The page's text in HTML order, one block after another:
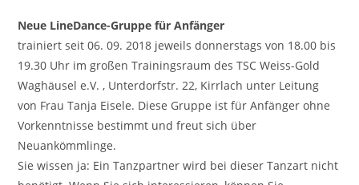
Neue LineDance-Gruppe für Anfänger
trainiert seit 06. 09. 2018 jeweils donnerstags von 18.00 bis
19.30 Uhr im großen Trainingsraum des TSC Weiss-Gold
Waghäusel e.V. , Unterdorfstr. 22, Kirrlach unter Leitung
von Frau Tanja Eisele. Diese Gruppe ist für Anfänger ohne
Vorkenntnisse bestimmt und freut sich über
Neuankömmlinge.
Sie wissen ja: Ein Tanzpartner wird bei dieser Tanzart nicht